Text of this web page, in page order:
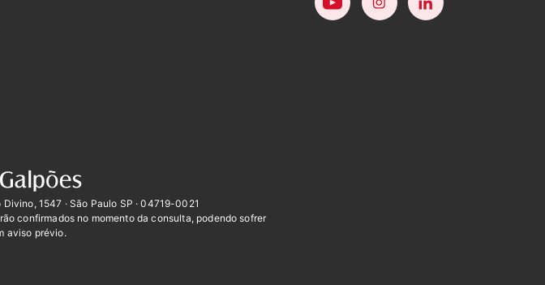
1547 · São Paulo SP · 04719-0021
confirmados no momento da consulta, podendo sofrer
aviso prévio.